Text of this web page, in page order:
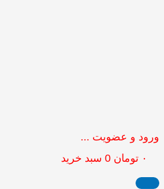
ورود و عضویت ...
۰ تومان 0 سبد خرید